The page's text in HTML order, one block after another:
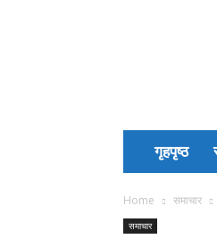
गृहपृष्ठ
Home समाचार
समाचार